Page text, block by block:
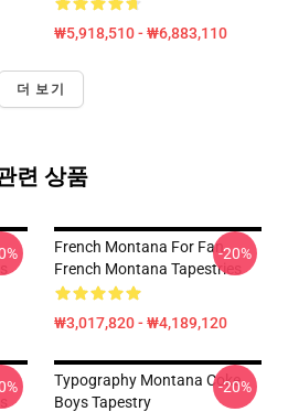
₩5,918,510 - ₩6,883,110
더 보기
련 상품
French Montana For Fan
French Montana Tapestries
₩3,017,820 - ₩4,189,120
-20%
Typography Montana Coke
Boys Tapestry
-20%